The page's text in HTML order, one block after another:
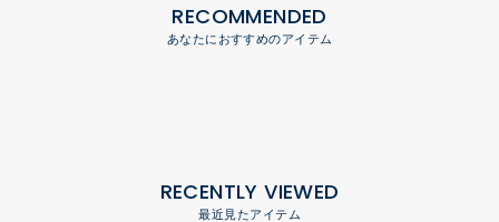
RECOMMENDED
あなたにおすすめのアイテム
RECENTLY VIEWED
最近見たアイテム